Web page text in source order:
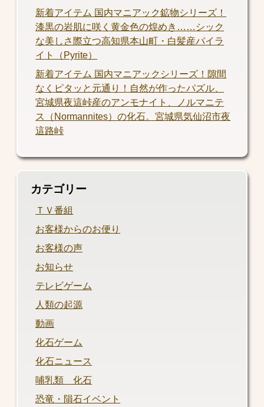
新着アイテム 国内マニアック鉱物シリーズ！
漆黒の岩肌に咲く黄金色の煌めき……シック
な美しさ際立つ高知県本山町・白髪産パイラ
イト（Pyrite）
新着アイテム 国内マニアックシリーズ！隙間
なくピタッと元通り！自然が作ったパズル、
宮城県夜這峠産のアンモナイト、ノルマニテ
ス（Normannites）の化石。宮城県気仙沼市夜
這路峠
カテゴリー
ＴＶ番組
お客様からのお便り
お客様の声
お知らせ
テレビゲーム
人類の起源
動画
化石ゲーム
化石ニュース
哺乳類 化石
恐竜・隕石イベント